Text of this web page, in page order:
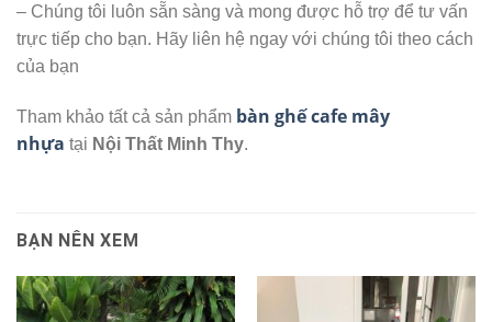
– Chúng tôi luôn sẵn sàng và mong được hỗ trợ để tư vấn
trực tiếp cho bạn. Hãy liên hệ ngay với chúng tôi theo cách
của bạn
Tham khảo tất cả sản phẩm bàn ghế cafe mây
nhựa tại Nội Thất Minh Thy.
BẠN NÊN XEM